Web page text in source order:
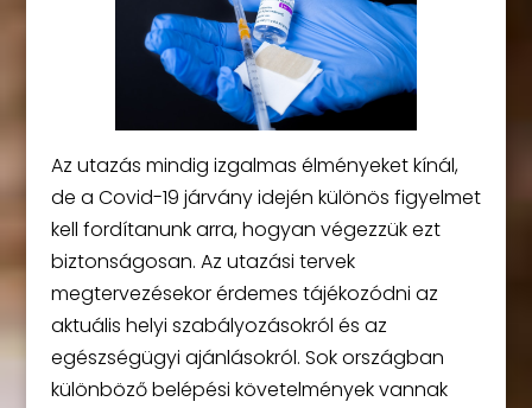
Az utazás mindig izgalmas élményeket kínál,
de a Covid-19 járvány idején különös figyelmet
kell fordítanunk arra, hogyan végezzük ezt
biztonságosan. Az utazási tervek
megtervezésekor érdemes tájékozódni az
aktuális helyi szabályozásokról és az
egészségügyi ajánlásokról. Sok országban
különböző belépési követelmények vannak